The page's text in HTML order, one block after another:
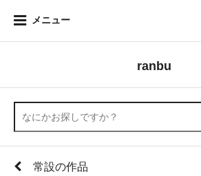
メニュー
ranbu
常設の作品